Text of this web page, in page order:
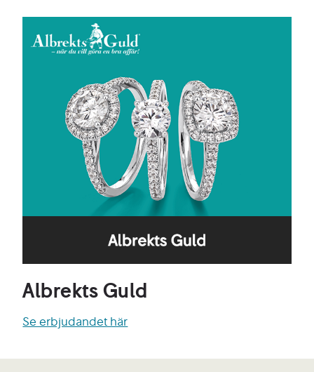
Albrekts Guld
Se erbjudandet här